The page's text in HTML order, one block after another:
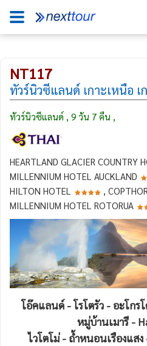
NT117
ทัวร์นิวซีแลนด์ เกาะเหนือ เ
ทัวร์นิวซีแลนด์ , 9 วัน 7 คืน ,
HEARTLAND GLACIER COUNTRY
MILLENNIUM HOTEL AUCKLAND
HILTON HOTEL
,
MILLENNIUM HOTEL ROTORUA
โอ๊คแลนด์ - โรโตรัว - อะโกร
หมู่บ้านเมารี -
ไวโตโม่ - ถ้ำหนอนเรืองแส